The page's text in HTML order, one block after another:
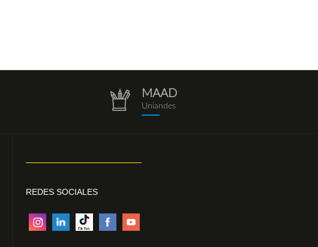
repositorio.png
MAAD
Uniandes
REDES SOCIALES